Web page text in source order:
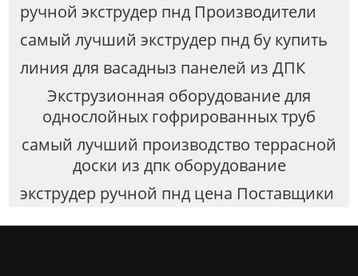
ручной экструдер пнд Производители
самый лучший экструдер пнд бу купить
линия для васадныз панелей из ДПК
Экструзионная оборудование для
однослойных гофрированных труб
самый лучший производство террасной
доски из дпк оборудование
экструдер ручной пнд цена Поставщики